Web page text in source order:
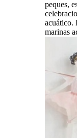
peques,
acuático.
marinas